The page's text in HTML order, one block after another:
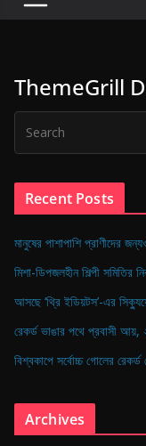
s
e
f
D
i
g
a
l
B
n
g
ThemeGrill
Recent Posts
মানুষের পাশাপাশি প্রাণীদের
মিশা-ডিপজলহীন শিল্পী
আসছে ‘থ্রি ইডিয়টস’-এর
রেকর্ড ভাঙার পথে প্রবাসী আয়,
বিশ্বকাপে সর্বোচ্চ গোলের রেকর্ড
Archives